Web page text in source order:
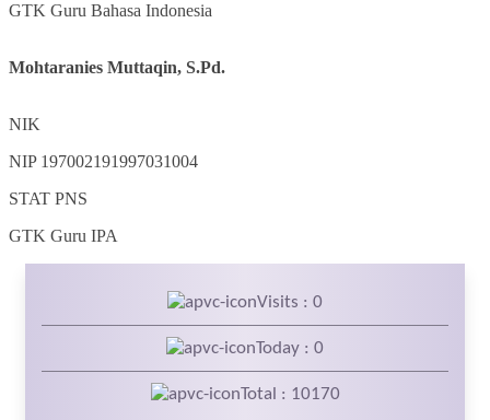
GTK Guru Bahasa Indonesia
Mohtaranies Muttaqin, S.Pd.
NIK
NIP 197002191997031004
STAT PNS
GTK Guru IPA
Visits : 0
Today : 0
Total : 10170